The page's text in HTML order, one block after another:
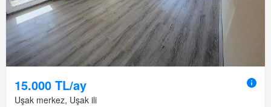
15.000 TL/ay
Uşak merkez, Uşak ili